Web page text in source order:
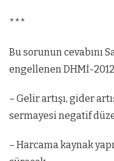
***
Bu sorunun cevabını
engellenen DHMİ-
– Gelir artışı, gider
sermayesi negatif
– Harcama kaynak